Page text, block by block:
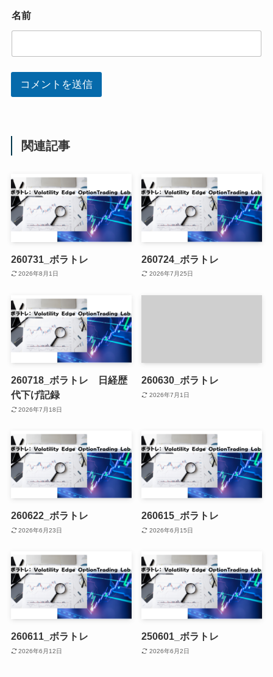
名前
コメントを送信
関連記事
260731_ボラトレ
2026年8月1日
260724_ボラトレ
2026年7月25日
260718_ボラトレ 日経歴
代下げ記録
2026年7月18日
260630_ボラトレ
2026年7月1日
260622_ボラトレ
2026年6月23日
260615_ボラトレ
2026年6月15日
260611_ボラトレ
2026年6月12日
250601_ボラトレ
2026年6月2日